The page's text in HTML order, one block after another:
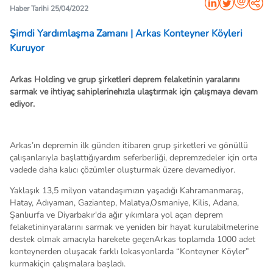
Haber Tarihi 25/04/2022
Şimdi Yardımlaşma Zamanı | Arkas Konteyner Köyleri
Kuruyor
Arkas Holding ve grup şirketleri deprem felaketinin yaralarını
sarmak ve ihtiyaç sahiplerinehızla ulaştırmak için çalışmaya devam
ediyor.
Arkas’ın depremin ilk günden itibaren grup şirketleri ve gönüllü
çalışanlarıyla başlattığıyardım seferberliği, depremzedeler için orta
vadede daha kalıcı çözümler oluşturmak üzere devamediyor.
Yaklaşık 13,5 milyon vatandaşımızın yaşadığı Kahramanmaraş,
Hatay, Adıyaman, Gaziantep, Malatya,Osmaniye, Kilis, Adana,
Şanlıurfa ve Diyarbakır'da ağır yıkımlara yol açan deprem
felaketininyaralarını sarmak ve yeniden bir hayat kurulabilmelerine
destek olmak amacıyla harekete geçenArkas toplamda 1000 adet
konteynerden oluşacak farklı lokasyonlarda “Konteyner Köyler”
kurmakiçin çalışmalara başladı.